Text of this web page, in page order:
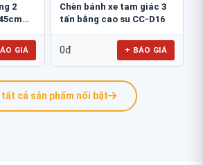
2
GIÁ
Chèn bánh xe tam giác 3
tấn bằng cao su CC-D16
0đ + BÁO GIÁ
tất cả sản phẩm nổi bật